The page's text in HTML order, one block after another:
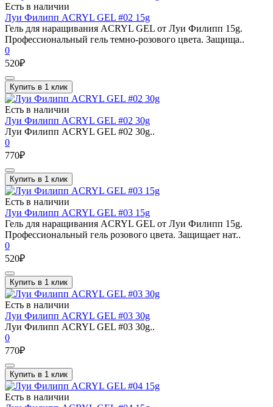
Есть в наличии
Луи Филипп ACRYL GEL #02 15g
Гель для наращивания ACRYL GEL от Луи Филипп 15g.
Профессиональный гель темно-розового цвета. Защища..
0
520₽
Купить в 1 клик
Есть в наличии
Луи Филипп ACRYL GEL #02 30g
Луи Филипп ACRYL GEL #02 30g..
0
770₽
Купить в 1 клик
Есть в наличии
Луи Филипп ACRYL GEL #03 15g
Гель для наращивания ACRYL GEL от Луи Филипп 15g.
Профессиональный гель розового цвета. Защищает нат..
0
520₽
Купить в 1 клик
Есть в наличии
Луи Филипп ACRYL GEL #03 30g
Луи Филипп ACRYL GEL #03 30g..
0
770₽
Купить в 1 клик
Есть в наличии